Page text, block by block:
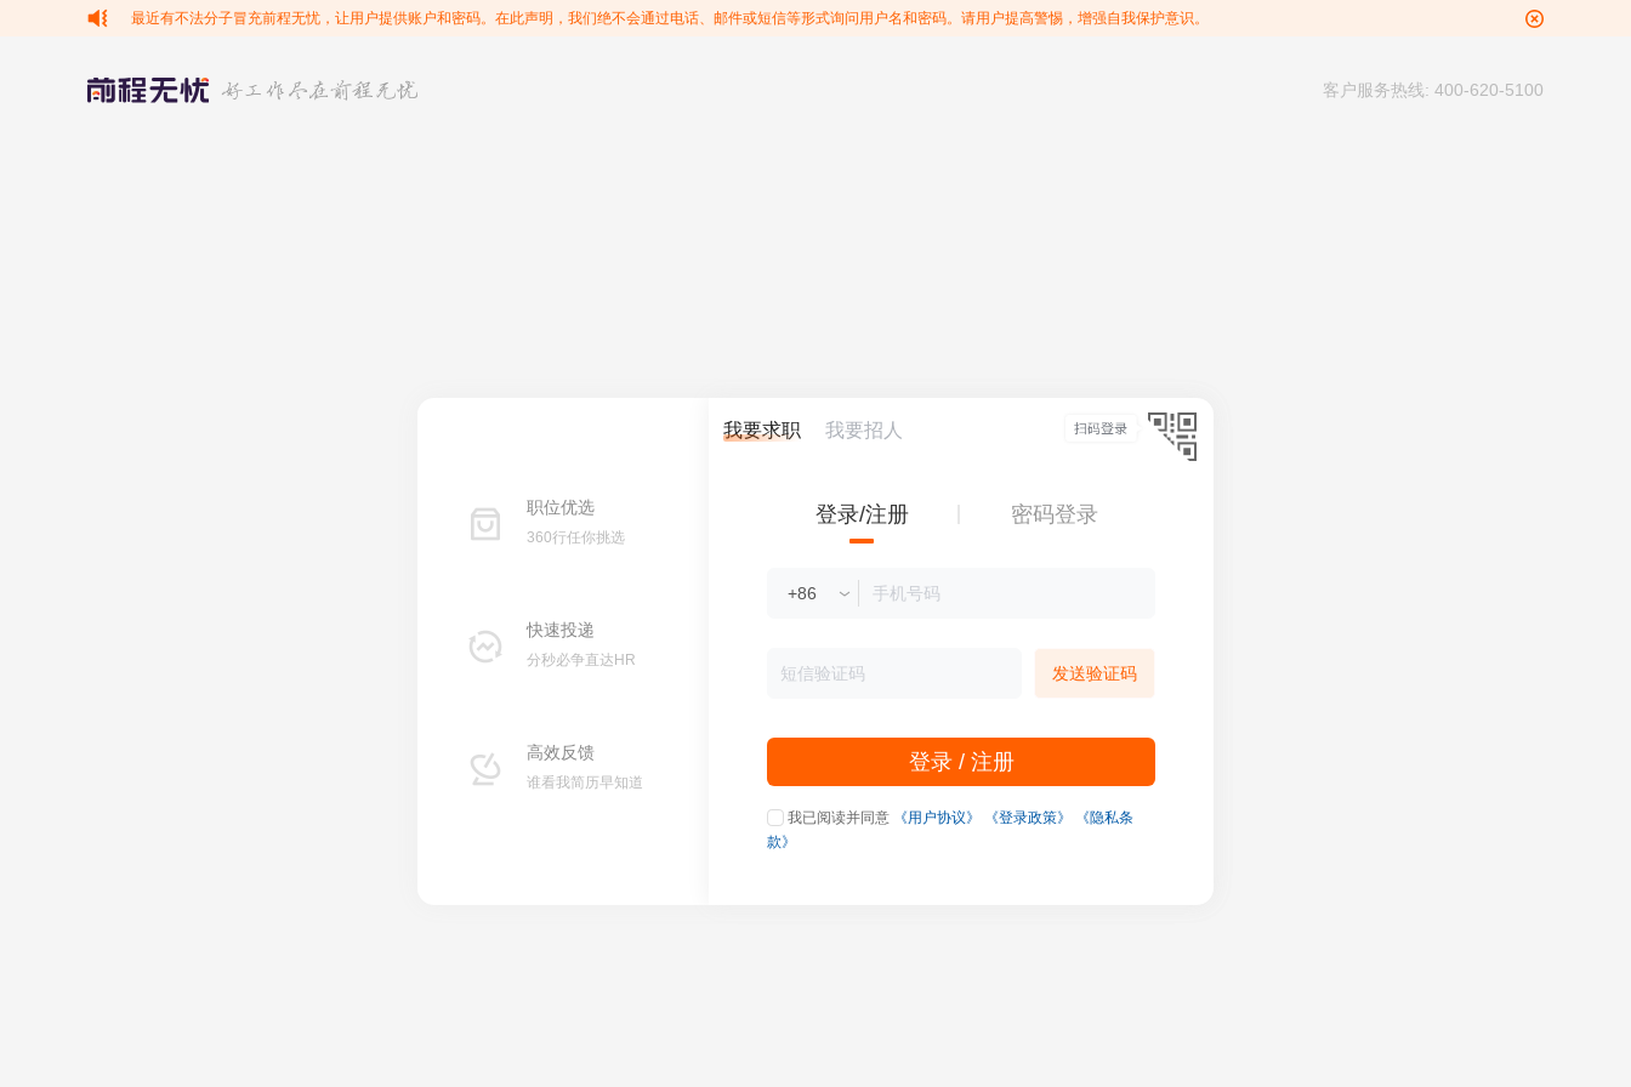
最近有不法分子冒充前程无忧，让用户提供账户和密码。在此声明，我们绝不会通过电话、邮件或短信等形式询问用户名和密码。请用户提高警惕，增强自我保护意识。
客户服务热线: 400-620-5100
职位优选
360行任你挑选
快速投递
分秒必争直达HR
高效反馈
谁看我简历早知道
我要求职 我要招人
登录/注册 密码登录
发送验证码
登录 / 注册
我已阅读并同意 《用户协议》 《登录政策》
《隐私条
款》